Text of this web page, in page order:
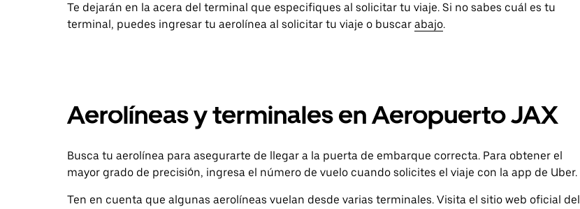
Te dejarán en la acera del terminal que especifiques al solicitar tu viaje. Si no sabes cuál es tu
terminal, puedes ingresar tu aerolínea al solicitar tu viaje o buscar abajo.
Aerolíneas y terminales en Aeropuerto JAX
Busca tu aerolínea para asegurarte de llegar a la puerta de embarque correcta. Para obtener el
mayor grado de precisión, ingresa el número de vuelo cuando solicites el viaje con la app de Uber.
Ten en cuenta que algunas aerolíneas vuelan desde varias terminales. Visita el sitio web oficial del